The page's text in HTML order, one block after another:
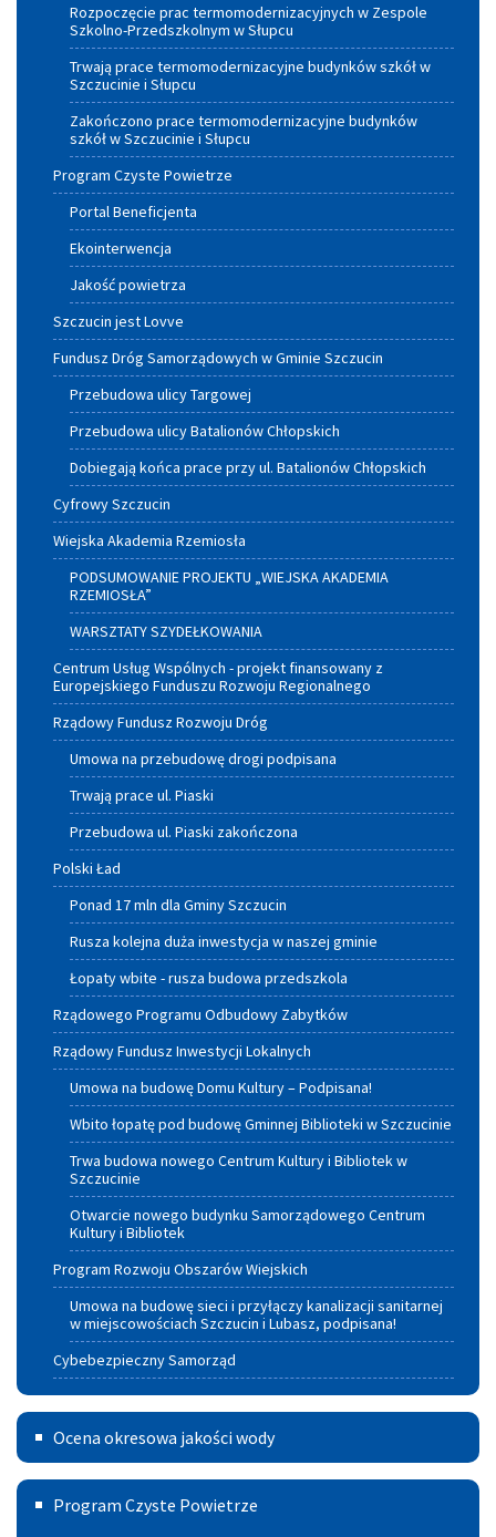
Rozpoczęcie prac termomodernizacyjnych w Zespole
Szkolno-Przedszkolnym w Słupcu
Trwają prace termomodernizacyjne budynków szkół w
Szczucinie i Słupcu
Zakończono prace termomodernizacyjne budynków
szkół w Szczucinie i Słupcu
Program Czyste Powietrze
Portal Beneficjenta
Ekointerwencja
Jakość powietrza
Szczucin jest Lovve
Fundusz Dróg Samorządowych w Gminie Szczucin
Przebudowa ulicy Targowej
Przebudowa ulicy Batalionów Chłopskich
Dobiegają końca prace przy ul. Batalionów Chłopskich
Cyfrowy Szczucin
Wiejska Akademia Rzemiosła
PODSUMOWANIE PROJEKTU „WIEJSKA AKADEMIA
RZEMIOSŁA”
WARSZTATY SZYDEŁKOWANIA
Centrum Usług Wspólnych - projekt finansowany z
Europejskiego Funduszu Rozwoju Regionalnego
Rządowy Fundusz Rozwoju Dróg
Umowa na przebudowę drogi podpisana
Trwają prace ul. Piaski
Przebudowa ul. Piaski zakończona
Polski Ład
Ponad 17 mln dla Gminy Szczucin
Rusza kolejna duża inwestycja w naszej gminie
Łopaty wbite - rusza budowa przedszkola
Rządowego Programu Odbudowy Zabytków
Rządowy Fundusz Inwestycji Lokalnych
Umowa na budowę Domu Kultury – Podpisana!
Wbito łopatę pod budowę Gminnej Biblioteki w Szczucinie
Trwa budowa nowego Centrum Kultury i Bibliotek w
Szczucinie
Otwarcie nowego budynku Samorządowego Centrum
Kultury i Bibliotek
Program Rozwoju Obszarów Wiejskich
Umowa na budowę sieci i przyłączy kanalizacji sanitarnej
w miejscowościach Szczucin i Lubasz, podpisana!
Cybebezpieczny Samorząd
Ocena
okresowa
jakości
Ocena okresowa jakości wody
Program
Program Czyste Powietrze